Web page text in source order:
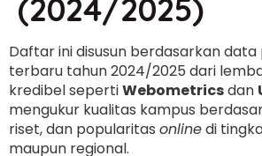
(2024/2025)
Daftar ini disusun berdasarkan
terbaru tahun 2024/2025 dari
kredibel sepertiWebometricsdan
mengukur kualitas kampus
riset, dan popularitas onlinedi
maupun regional.